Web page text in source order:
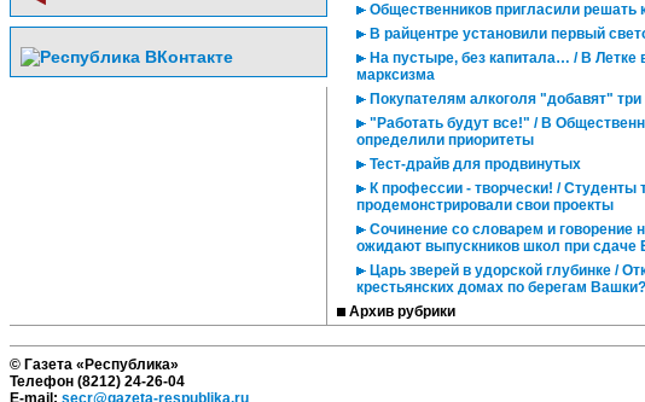
Общественников пригласили решать
В райцентре установили первый
На пустыре, без капитала… / В
марксизма
Покупателям алкоголя "добавят" три
"Работать будут все!" / В
определили приоритеты
Тест-драйв для продвинутых
К профессии - творчески! / Студенты
продемонстрировали свои проекты
Сочинение со словарем и говорение
ожидают выпускников школ при сдаче
Царь зверей в удорской глубинке /
крестьянских домах по берегам Вашки?
Архив рубрики
© Газета «Республика»
Телефон (8212) 24-26-04
E-mail: secr@gazeta-respublika.ru